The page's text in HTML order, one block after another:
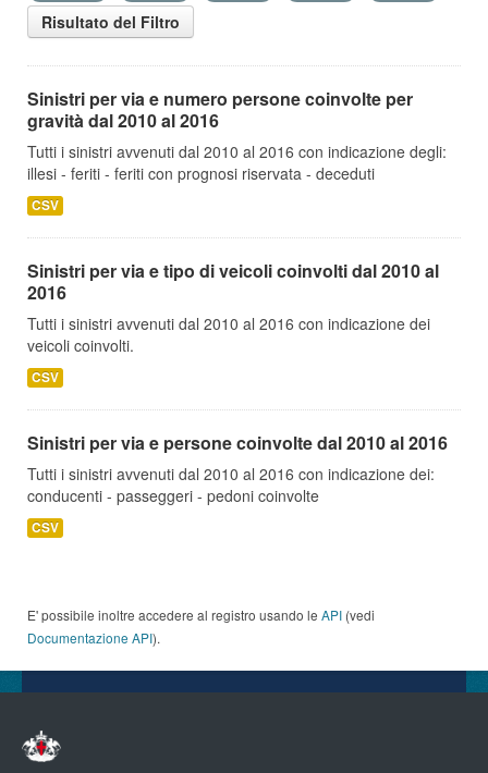
Risultato del Filtro
Sinistri per via e numero persone coinvolte per
gravità dal 2010 al 2016
Tutti i sinistri avvenuti dal 2010 al 2016 con indicazione degli:
illesi - feriti - feriti con prognosi riservata - deceduti
CSV
Sinistri per via e tipo di veicoli coinvolti dal 2010 al
2016
Tutti i sinistri avvenuti dal 2010 al 2016 con indicazione dei
veicoli coinvolti.
CSV
Sinistri per via e persone coinvolte dal 2010 al 2016
Tutti i sinistri avvenuti dal 2010 al 2016 con indicazione dei:
conducenti - passeggeri - pedoni coinvolte
CSV
E' possibile inoltre accedere al registro usando le API (vedi
Documentazione API).